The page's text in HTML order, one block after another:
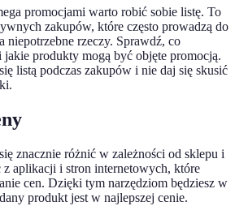
promocjami warto robić sobie listę. To
zakupów, które często prowadzą do
niepotrzebne rzeczy. Sprawdź, co
jakie produkty mogą być objęte promocją.
listą podczas zakupów i nie daj się skusić
znacznie różnić w zależności od sklepu i
z aplikacji i stron internetowych, które
cen. Dzięki tym narzędziom będziesz w
produkt jest w najlepszej cenie.